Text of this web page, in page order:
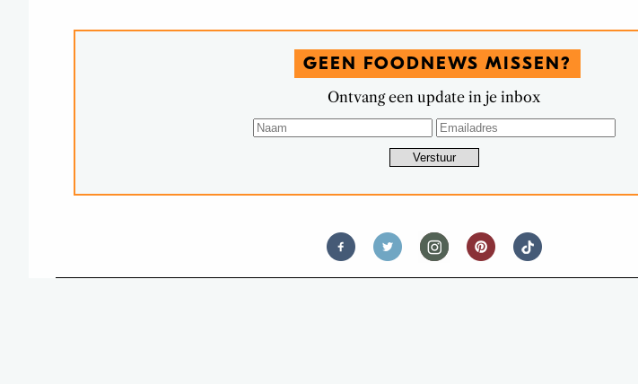
GEEN FOODNEWS MISSEN?
Ontvang een update in je inbox